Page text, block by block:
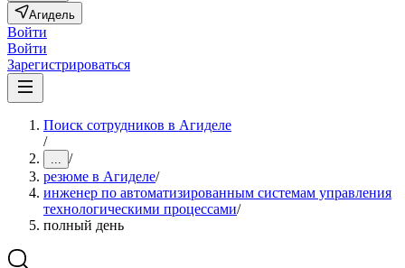
Агидель
Войти
Войти
Зарегистрироваться
Поиск сотрудников в Агиделе
/
... /
резюме в Агиделе/
инженер по автоматизированным системам управления
технологическими процессами/
полный день